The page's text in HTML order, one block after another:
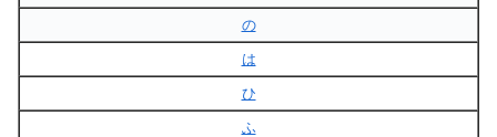
の
は
ひ
ふ